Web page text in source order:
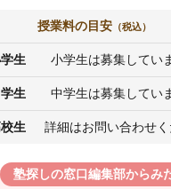
授業料の目安 （税込）
生 小学生は募集してい
生 中学生は募集してい
生 詳細はお問い合わせ
塾探しの窓口編集部からみ